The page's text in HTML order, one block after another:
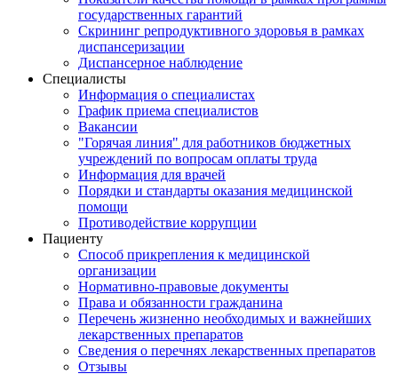
государственных гарантий
Скрининг репродуктивного здоровья в рамках
диспансеризации
Диспансерное наблюдение
Специалисты
Информация о специалистах
График приема специалистов
Вакансии
"Горячая линия" для работников бюджетных
учреждений по вопросам оплаты труда
Информация для врачей
Порядки и стандарты оказания медицинской
помощи
Противодействие коррупции
Пациенту
Способ прикрепления к медицинской
организации
Нормативно-правовые документы
Права и обязанности гражданина
Перечень жизненно необходимых и важнейших
лекарственных препаратов
Сведения о перечнях лекарственных препаратов
Отзывы